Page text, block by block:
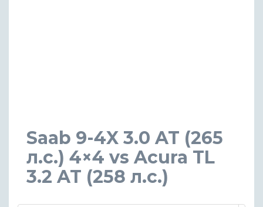
Saab 9-4X 3.0 AT (265
л.с.) 4×4 vs Acura TL
3.2 AT (258 л.с.)